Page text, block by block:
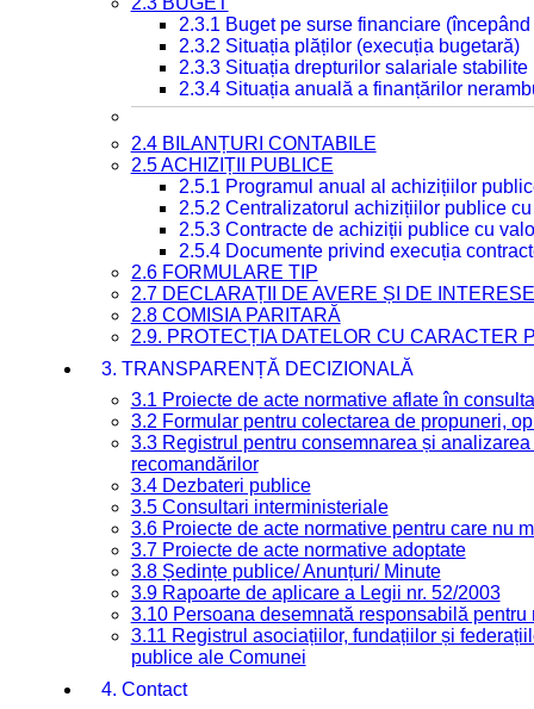
2.3.1 Buget pe surse financiare
2.3.2 Situația plăților (execuția bugetară)
2.3.3 Situația drepturilor salariale
2.3.4 Situația anuală a finanțărilor
2.4 BILANȚURI CONTABILE
2.5 ACHIZIȚII PUBLICE
2.5.1 Programul anual al achizițiilor
2.5.2 Centralizatorul achizițiilor publice
2.5.3 Contracte de achiziții publice cu
2.5.4 Documente privind execuția
2.6 FORMULARE TIP
2.7 DECLARAȚII DE AVERE ȘI DE INTERESE
2.8 COMISIA PARITARĂ
2.9. PROTECȚIA DATELOR CU CARACTER
3. TRANSPARENȚĂ DECIZIONALĂ
3.1 Proiecte de acte normative aflate în
3.2 Formular pentru colectarea de propuneri,
3.3 Registrul pentru consemnarea și
recomandărilor
3.4 Dezbateri publice
3.5 Consultari interministeriale
3.6 Proiecte de acte normative pentru care nu
3.7 Proiecte de acte normative adoptate
3.8 Ședințe publice/ Anunțuri/ Minute
3.9 Rapoarte de aplicare a Legii nr. 52/2003
3.10 Persoana desemnată responsabilă
3.11 Registrul asociațiilor, fundațiilor și
publice ale Comunei
4. Contact